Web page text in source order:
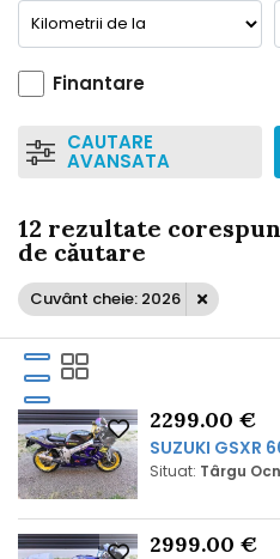
Finantare
CAUTARE
AVANSATA
12 rezultate
de căutare
Cuvânt cheie: 2026
2299.00 €
SUZUKI GSXR
Situat: Târgu
2999.00 €